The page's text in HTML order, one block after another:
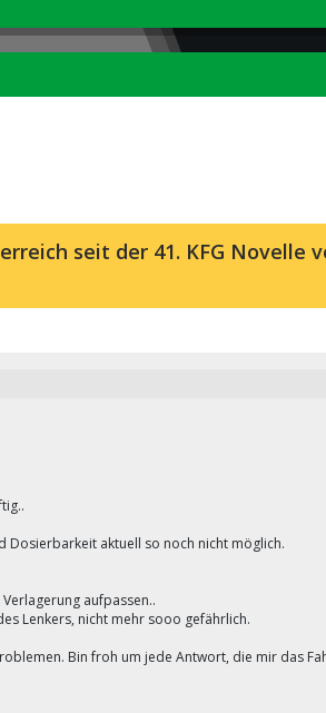
seit der 41. KFG Novelle
Dosierbarkeit aktuell so noch nicht möglich.
aufpassen..
Lenkers, nicht mehr sooo gefährlich.
Bin froh um jede Antwort, die mir das